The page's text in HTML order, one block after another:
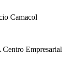
Camacol
Empresarial